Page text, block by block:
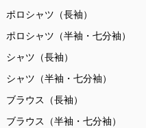
ポロシャツ（長袖）
ポロシャツ（半袖・七分袖）
シャツ（長袖）
シャツ（半袖・七分袖）
ブラウス（長袖）
ブラウス（半袖・七分袖）